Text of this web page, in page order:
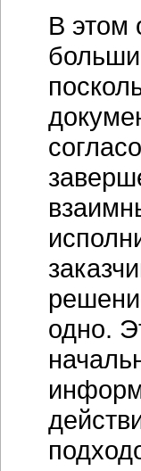
В этом
одно.